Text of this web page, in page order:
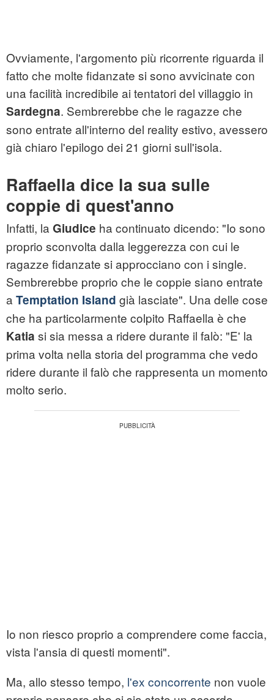
Ovviamente, l'argomento più ricorrente riguarda il
fatto che molte fidanzate si sono avvicinate con
una facilità incredibile ai tentatori del villaggio in
Sardegna. Sembrerebbe che le ragazze che
sono entrate all'interno del reality estivo, avessero
già chiaro l'epilogo dei 21 giorni sull'isola.
Raffaella dice la sua sulle
coppie di quest'anno
Infatti, la Giudice ha continuato dicendo: "Io sono
proprio sconvolta dalla leggerezza con cui le
ragazze fidanzate si approcciano con i single.
Sembrerebbe proprio che le coppie siano entrate
a Temptation Island già lasciate". Una delle cose
che ha particolarmente colpito Raffaella è che
Katia si sia messa a ridere durante il falò: "E' la
prima volta nella storia del programma che vedo
ridere durante il falò che rappresenta un momento
molto serio.
Io non riesco proprio a comprendere come faccia,
vista l'ansia di questi momenti".
Ma, allo stesso tempo, l'ex concorrente non vuole